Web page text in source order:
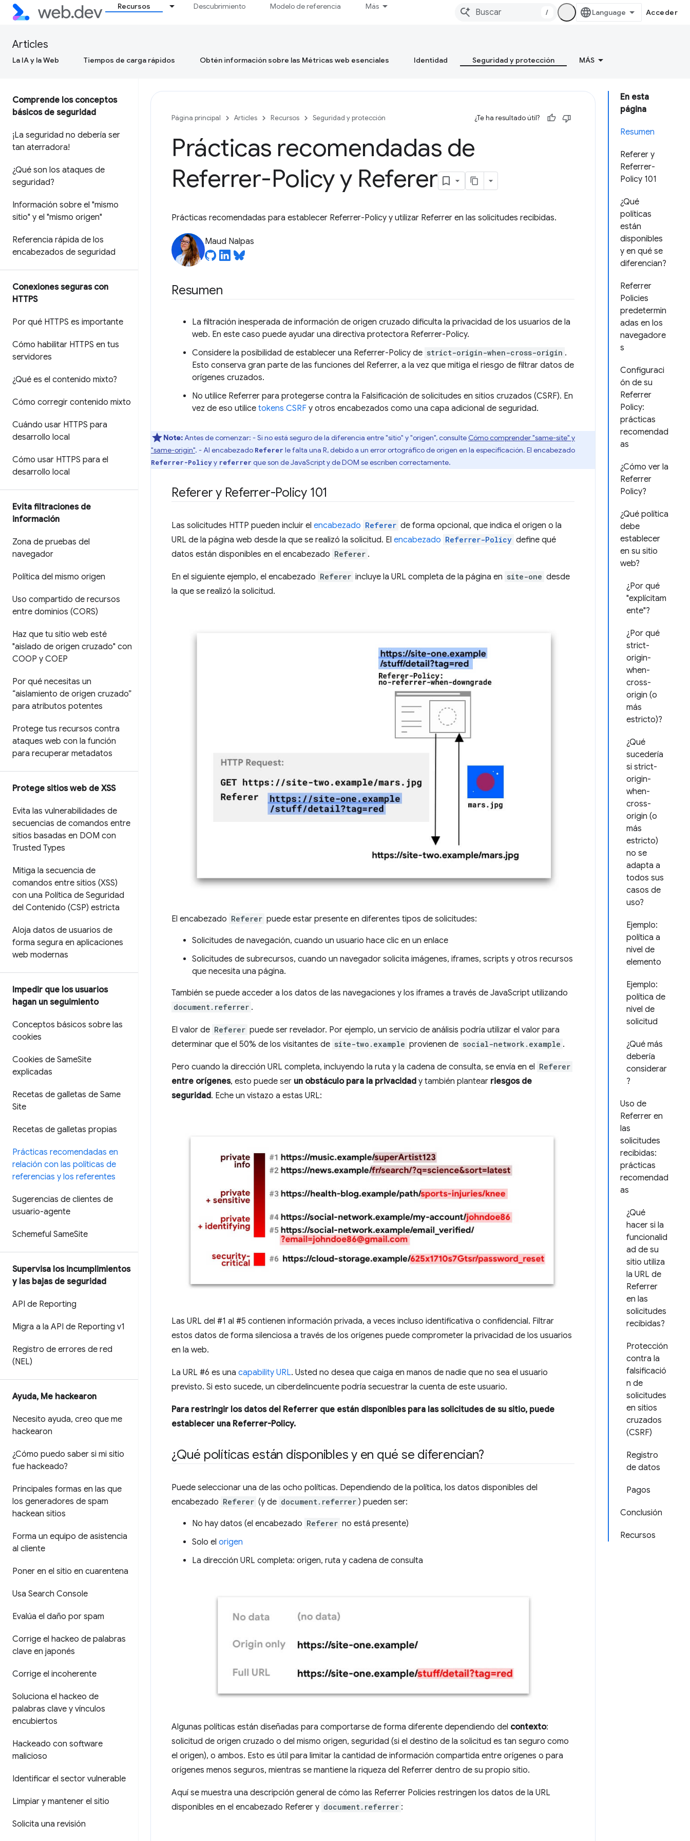
Recursos Descubrimiento Modelo de referencia Más
/ Acceder
Articles
La IA y la Web Tiempos de carga rápidos Obtén información sobre las Métricas web esenciales Identidad Seguridad y protección MÁS
Comprende los conceptos
básicos de seguridad
¡La seguridad no debería ser
tan aterradora!
¿Qué son los ataques de
seguridad?
Información sobre el "mismo
sitio" y el "mismo origen"
Referencia rápida de los
encabezados de seguridad
Conexiones seguras con
HTTPS
Por qué HTTPS es importante
Cómo habilitar HTTPS en tus
servidores
¿Qué es el contenido mixto?
Cómo corregir contenido mixto
Cuándo usar HTTPS para
desarrollo local
Cómo usar HTTPS para el
desarrollo local
Evita filtraciones de
información
Zona de pruebas del
navegador
Política del mismo origen
Uso compartido de recursos
entre dominios (CORS)
Haz que tu sitio web esté
"aislado de origen cruzado" con
COOP y COEP
Por qué necesitas un
“aislamiento de origen cruzado”
para atributos potentes
Protege tus recursos contra
ataques web con la función
para recuperar metadatos
Protege sitios web de XSS
Evita las vulnerabilidades de
secuencias de comandos entre
sitios basadas en DOM con
Trusted Types
Mitiga la secuencia de
comandos entre sitios (XSS)
con una Política de Seguridad
del Contenido (CSP) estricta
Aloja datos de usuarios de
forma segura en aplicaciones
web modernas
Impedir que los usuarios
hagan un seguimiento
Conceptos básicos sobre las
cookies
Cookies de SameSite
explicadas
Recetas de galletas de Same
Site
Recetas de galletas propias
Prácticas recomendadas en
relación con las políticas de
referencias y los referentes
Sugerencias de clientes de
usuario-agente
Schemeful SameSite
Supervisa los incumplimientos
y las bajas de seguridad
API de Reporting
Migra a la API de Reporting v1
Registro de errores de red
(NEL)
Ayuda, Me hackearon
Necesito ayuda, creo que me
hackearon
¿Cómo puedo saber si mi sitio
fue hackeado?
Principales formas en las que
los generadores de spam
hackean sitios
Forma un equipo de asistencia
al cliente
Poner en el sitio en cuarentena
Usa Search Console
Evalúa el daño por spam
Corrige el hackeo de palabras
clave en japonés
Corrige el incoherente
Soluciona el hackeo de
palabras clave y vínculos
encubiertos
Hackeado con software
malicioso
Identificar el sector vulnerable
Limpiar y mantener el sitio
Solicita una revisión
En esta
página
Resumen
Referer y
Referrer-
Policy 101
¿Qué
políticas
están
disponibles
y en qué se
diferencian?
Referrer
Policies
predetermin
adas en los
navegadore
s
Configuraci
ón de su
Referrer
Policy:
prácticas
recomendad
as
¿Cómo ver la
Referrer
Policy?
¿Qué política
debe
establecer
en su sitio
web?
¿Por qué
"explícitam
ente"?
¿Por qué
strict-
origin-
when-
cross-
origin (o
más
estricto)?
¿Qué
sucedería
si strict-
origin-
when-
cross-
origin (o
más
estricto)
no se
adapta a
todos sus
casos de
uso?
Ejemplo:
política a
nivel de
elemento
Ejemplo:
política de
nivel de
solicitud
¿Qué más
debería
considerar
?
Uso de
Referrer en
las
solicitudes
recibidas:
prácticas
recomendad
as
¿Qué
hacer si la
funcionalid
ad de su
sitio utiliza
la URL de
Referrer
en las
solicitudes
recibidas?
Protección
contra la
falsificació
n de
solicitudes
en sitios
cruzados
(CSRF)
Registro
de datos
Pagos
Conclusión
Recursos
Página principal Articles Recursos Seguridad y protección ¿Te ha resultado útil?
Prácticas recomendadas de
Referrer-Policy y Referer
Prácticas recomendadas para establecer Referrer-Policy y utilizar Referrer en las solicitudes recibidas.
Maud Nalpas
Resumen
La filtración inesperada de información de origen cruzado dificulta la privacidad de los usuarios de la
web. En este caso puede ayudar una directiva protectora Referrer-Policy.
Considere la posibilidad de establecer una Referrer-Policy de strict-origin-when-cross-origin .
Esto conserva gran parte de las funciones del Referrer, a la vez que mitiga el riesgo de filtrar datos de
orígenes cruzados.
No utilice Referrer para protegerse contra la Falsificación de solicitudes en sitios cruzados (CSRF). En
vez de eso utilice tokens CSRF y otros encabezados como una capa adicional de seguridad.
Note:Antes de comenzar: - Si no está seguro de la diferencia entre "sitio" y "origen", consulte Cómo comprender "same-site" y
"same-origin". - Al encabezado Referer le falta una R, debido a un error ortográfico de origen en la especificación. El encabezado
Referrer-Policyy referrer que son de JavaScript y de DOM se escriben correctamente.
Referer y Referrer-Policy 101
Las solicitudes HTTP pueden incluir el encabezado Referer de forma opcional, que indica el origen o la
URL de la página web desde la que se realizó la solicitud. El encabezado Referrer-Policy define qué
datos están disponibles en el encabezado Referer .
En el siguiente ejemplo, el encabezado Referer incluye la URL completa de la página en site-one desde
la que se realizó la solicitud.
El encabezado Referer puede estar presente en diferentes tipos de solicitudes:
Solicitudes de navegación, cuando un usuario hace clic en un enlace
Solicitudes de subrecursos, cuando un navegador solicita imágenes, iframes, scripts y otros recursos
que necesita una página.
También se puede acceder a los datos de las navegaciones y los iframes a través de JavaScript utilizando
document.referrer .
El valor de Referer puede ser revelador. Por ejemplo, un servicio de análisis podría utilizar el valor para
determinar que el 50% de los visitantes de site-two.example provienen de social-network.example .
Pero cuando la dirección URL completa, incluyendo la ruta y la cadena de consulta, se envía en el Referer
entre orígenes, esto puede ser un obstáculo para la privacidad y también plantear riesgos de
seguridad. Eche un vistazo a estas URL:
Las URL del #1 al #5 contienen información privada, a veces incluso identificativa o confidencial. Filtrar
estos datos de forma silenciosa a través de los orígenes puede comprometer la privacidad de los usuarios
en la web.
La URL #6 es una capability URL. Usted no desea que caiga en manos de nadie que no sea el usuario
previsto. Si esto sucede, un ciberdelincuente podría secuestrar la cuenta de este usuario.
Para restringir los datos del Referrer que están disponibles para las solicitudes de su sitio, puede
establecer una Referrer-Policy.
¿Qué políticas están disponibles y en qué se diferencian?
Puede seleccionar una de las ocho políticas. Dependiendo de la política, los datos disponibles del
encabezado Referer (y de document.referrer ) pueden ser:
No hay datos (el encabezado Referer no está presente)
Solo el origen
La dirección URL completa: origen, ruta y cadena de consulta
Algunas políticas están diseñadas para comportarse de forma diferente dependiendo del contexto:
solicitud de origen cruzado o del mismo origen, seguridad (si el destino de la solicitud es tan seguro como
el origen), o ambos. Esto es útil para limitar la cantidad de información compartida entre orígenes o para
orígenes menos seguros, mientras se mantiene la riqueza del Referrer dentro de su propio sitio.
Aquí se muestra una descripción general de cómo las Referrer Policies restringen los datos de la URL
disponibles en el encabezado Referer y document.referrer :